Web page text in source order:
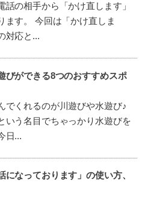
話の相手から「かけ直します」
ます。 今回は「かけ直しま
対応と...
びができる8つのおすすめスポ
でくれるのが川遊びや水遊び♪
いう名目でちゃっかり水遊びを
日...
になっております」の使い方、